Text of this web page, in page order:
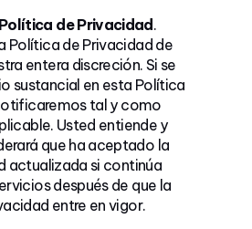
de Privacidad.
Política de Privacidad de
entera discreción. Si se
sustancial en esta Política
tal y como
Usted entiende y
que ha aceptado la
actualizada si continúa
después de que la
entre en vigor.